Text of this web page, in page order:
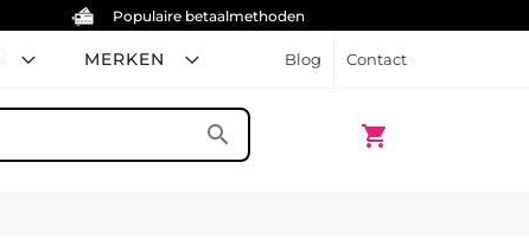
Populaire betaalmethoden
MERKEN Blog Contact
shopping_cart
Winkelwagen
search